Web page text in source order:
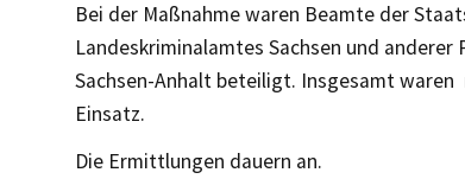
Bei der Maßnahme waren Beamte der
Landeskriminalamtes Sachsen und
Sachsen-Anhalt beteiligt. Insgesamt
Einsatz.
Die Ermittlungen dauern an.